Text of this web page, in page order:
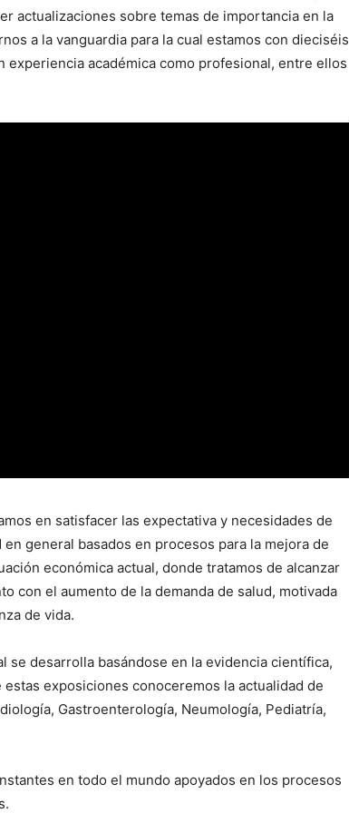
actualizaciones sobre temas de importancia en la
a la vanguardia para la cual estamos con dieciséis
académica como profesional, entre ellos
en satisfacer las expectativa y necesidades de
general basados en procesos para la mejora de
económica actual, donde tratamos de alcanzar
con el aumento de la demanda de salud, motivada
de vida.
se desarrolla basándose en la evidencia científica,
exposiciones conoceremos la actualidad de
Gastroenterología, Neumología, Pediatría,
en todo el mundo apoyados en los procesos